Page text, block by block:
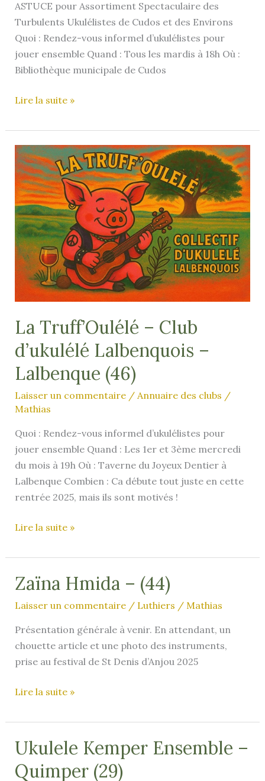
ASTUCE pour Assortiment Spectaculaire des
Turbulents Ukulélistes de Cudos et des Environs
Quoi : Rendez-vous informel d’ukulélistes pour
jouer ensemble Quand : Tous les mardis à 18h Où :
Bibliothèque municipale de Cudos
ASTUCE
Club
d’Ukulélé
de
Cudos
(33)
Lire la suite »
La Truff’Oulélé – Club
d’ukulélé Lalbenquois –
Lalbenque (46)
Laisser un commentaire / Annuaire des clubs /
Mathias
Quoi : Rendez-vous informel d’ukulélistes pour
jouer ensemble Quand : Les 1er et 3ème mercredi
du mois à 19h Où : Taverne du Joyeux Dentier à
Lalbenque Combien : Ca débute tout juste en cette
rentrée 2025, mais ils sont motivés !
La
–
Club
d’ukulélé
Lalbenquois
Lire la suite »
Zaïna Hmida – (44)
Laisser un commentaire / Luthiers / Mathias
Présentation générale à venir. En attendant, un
chouette article et une photo des instruments,
prise au festival de St Denis d’Anjou 2025
Zaïna
–
(44)
Lire la suite »
Ukulele Kemper Ensemble –
Quimper (29)